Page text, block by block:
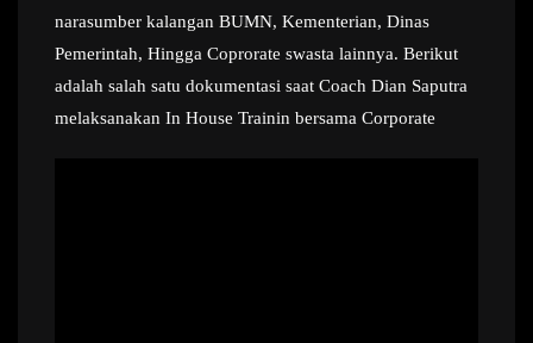
narasumber kalangan BUMN, Kementerian, Dinas
Pemerintah, Hingga Coprorate swasta lainnya. Berikut
adalah salah satu dokumentasi saat Coach Dian Saputra
melaksanakan In House Trainin bersama Corporate